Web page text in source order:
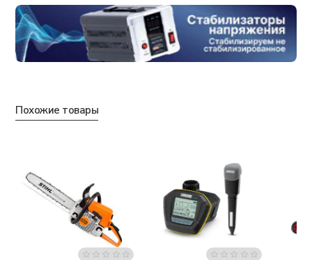
Похожие товары